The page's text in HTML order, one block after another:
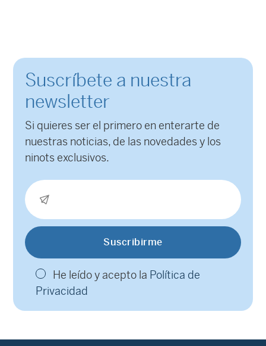
Suscríbete a nuestra
newsletter
Si quieres ser el primero en enterarte de
nuestras noticias, de las novedades y los
ninots exclusivos.
He leído y acepto la Política de
Privacidad